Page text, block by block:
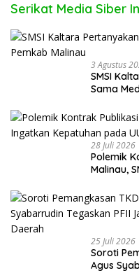
Serikat Media Siber
3 Agustus
SMSI
Sama
28 Juli 2026
Polemik
Malinau,
25 Juli 2026
Soroti
Agus